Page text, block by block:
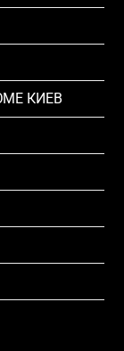
КИЕВ